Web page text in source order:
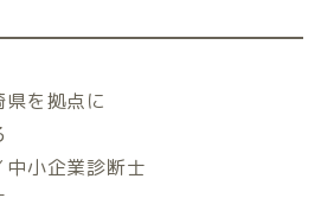
県を拠点に
小企業診断士